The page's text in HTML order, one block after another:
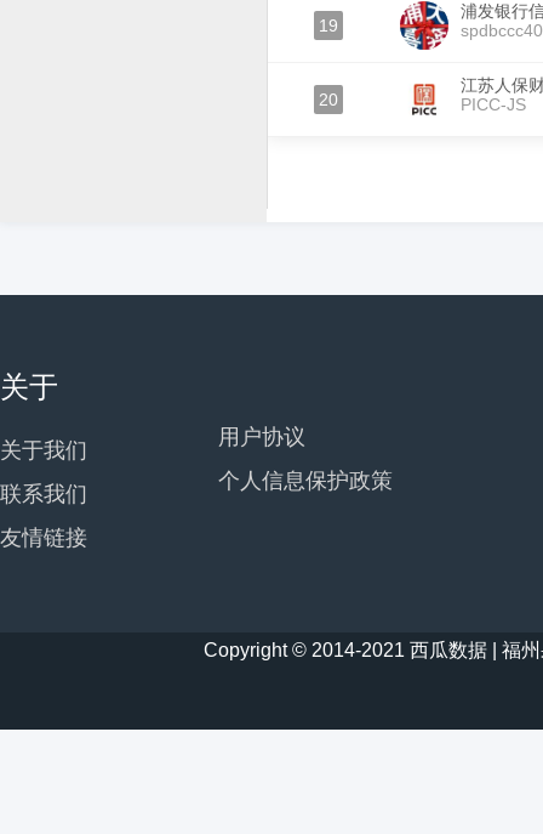
19
浦发银行
20
江苏人保
PICC-JS
关于
关于我们
联系我们
友情链接
用户协议
个人信息保护政策
Copyright © 2014-2021 西瓜数据 | 福